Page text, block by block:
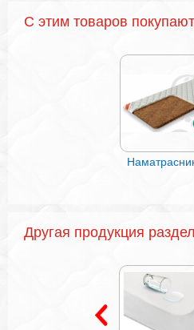
С этим товаров покупают
Другая продукция